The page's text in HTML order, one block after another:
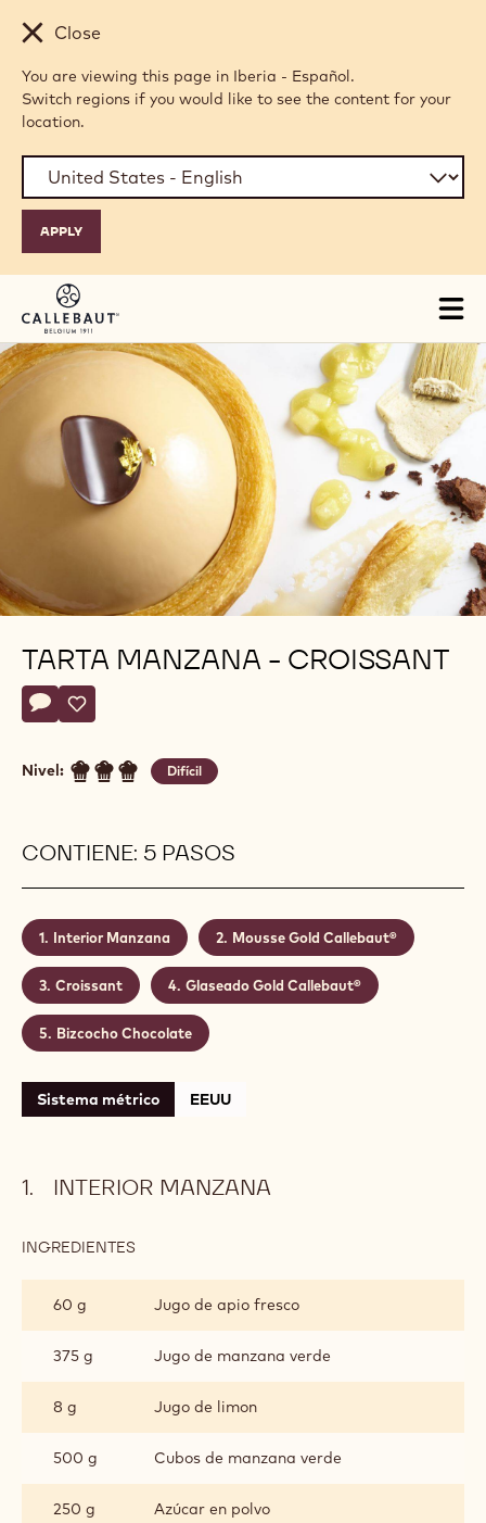
Skip to main content
Close
You are viewing this page in Iberia - Español.
Switch regions if you would like to see the content for your
location.
TARTA MANZANA - CROISSANT
Actions
Escriba un comentario
- Tarta Manzana - Croissant
Guardar
- Tarta Manzana - Croissant
Nivel: Difícil
CONTIENE: 5 PASOS
Interior Manzana Mousse Gold Callebaut®
Croissant Glaseado Gold Callebaut®
Bizcocho Chocolate
Sistema métrico EEUU
INTERIOR MANZANA
INGREDIENTES
60 g
Jugo de apio fresco
375 g Jugo de manzana verde
8 g Jugo de limon
500 g Cubos de manzana verde
250 g Azúcar en polvo